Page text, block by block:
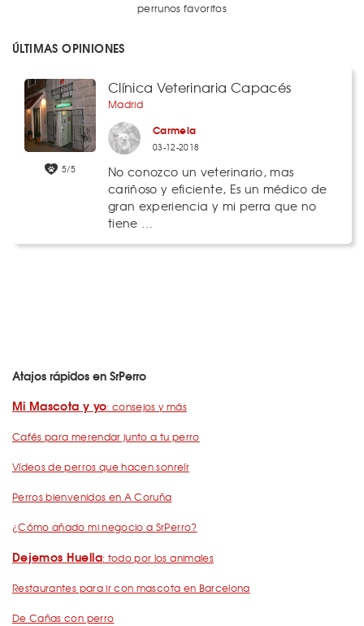
perrunos favoritos
ÚLTIMAS OPINIONES
5/5
Clínica Veterinaria Capacés
Madrid
Carmela
03-12-2018
No conozco un veterinario, mas
cariñoso y eficiente, Es un médico de
gran experiencia y mi perra que no
tiene …
Atajos rápidos en SrPerro
Mi Mascota y yo: consejos y más
Cafés para merendar junto a tu perro
Vídeos de perros que hacen sonreír
Perros bienvenidos en A Coruña
¿Cómo añado mi negocio a SrPerro?
Dejemos Huella: todo por los animales
Restaurantes para ir con mascota en Barcelona
De Cañas con perro